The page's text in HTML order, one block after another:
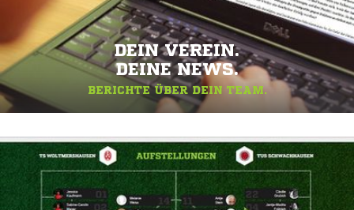
DEIN VEREIN.
DEINE NEWS.
BERICHTE ÜBER DEIN TEAM.